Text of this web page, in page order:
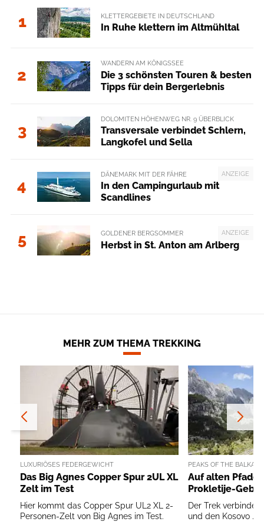
1 KLETTERGEBIETE IN DEUTSCHLAND
In Ruhe klettern im Altmühltal
2
WANDERN AM KÖNIGSSEE
Die 3 schönsten Touren & besten
Tipps für dein Bergerlebnis
3
DOLOMITEN HÖHENWEG NR. 9 ÜBERBLICK
Transversale verbindet Schlern,
Langkofel und Sella
4
ANZEIGE
DÄNEMARK MIT DER FÄHRE
In den Campingurlaub mit
Scandlines
5 ANZEIGE
GOLDENER BERGSOMMER
Herbst in St. Anton am Arlberg
MEHR ZUM THEMA TREKKING
LUXURIÖSES FEDERGEWICHT
Das Big Agnes Copper Spur 2UL XL
Zelt im Test
Hier kommt das Copper Spur UL2 XL 2-
Personen-Zelt von Big Agnes im Test.
PEAKS OF THE BALKANS
Auf alten
Prokletije-
Der Trek verbindet
und den Kosovo ...